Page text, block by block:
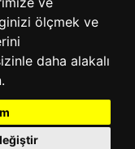
ölçmek ve
daha alakalı
.
kurallara
değildir. Sorularınız
kategoride 3 ilandır.
yayın süresi 30 gündür.
Tüm Hakları Sakldır.